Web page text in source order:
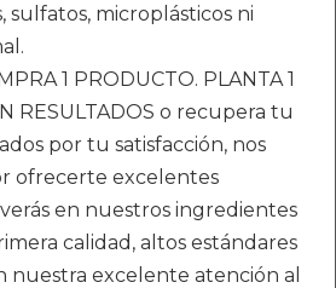
sulfatos, microplásticos ni
1 PRODUCTO. PLANTA 1
RESULTADOS o recupera tu
por tu satisfacción, nos
ofrecerte excelentes
en nuestros ingredientes
calidad, altos estándares
nuestra excelente atención al